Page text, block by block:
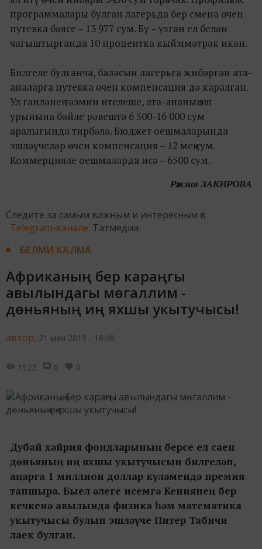
программалары булган лагерьда бер смена өчен
путевка бәясе – 13 977 сум. Бу – узган ел белән
чагыштырганда 10 процентка кыйммәтрәк икән.
Билгеле булганча, баласын лагерьга җибәргән ата-
аналарга путевка өчен компенсация дә каралган.
Ул гаиләнең тәэмин ителеше, ата-ананың эш
урынына бәйле рәвештә 6 500-16 000 сум
аралыгында тирбәлә. Бюджет оешмаларында
эшләүчеләр өчен компенсация – 12 мең сум.
Коммерцияле оешмаларда исә – 6500 сум.
Рәмзия ЗАКИРОВА
Следите за самым важным и интересным в
Telegram-канале Татмедиа
БЕЛМИ КАЛМА
Африканың бер караңгы
авылындагы мөгаллим -
дөньяның иң яхшы укытучысы!
автор, 21 мая 2019 - 16:49
1522 0 0
Дубай хәйрия фондларының берсе ел саен
дөньяның иң яхшы укытучысын билгеләп,
аңарга 1 миллион доллар күләмендә премия
тапшыра. Быел әлеге исемгә Кениянең бер
кечкенә авылында физика һәм математика
укытучысы булып эшләүче Питер Табичи
лаек булган.